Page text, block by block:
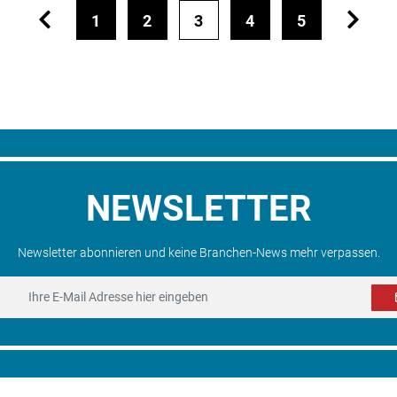
1 2 3 4 5
NEWSLETTER
Newsletter abonnieren und keine Branchen-News mehr verpassen.